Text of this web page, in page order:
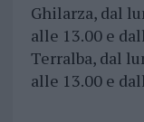
Ghilarza, dal
alle 13.00 e
Terralba, dal
alle 13.00 e